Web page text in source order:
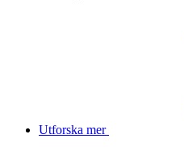
Utforska mer